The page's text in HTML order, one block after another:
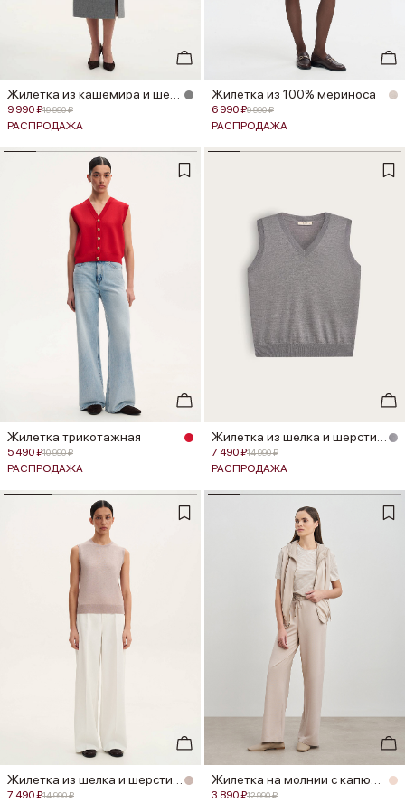
9 990 ₽19 990 ₽
РАСПРОДАЖА
Жилетка из 100% мериноса
6 990 ₽9 990 ₽
РАСПРОДАЖА
Жилетка трикотажная
5 490 ₽10 990 ₽
РАСПРОДАЖА
Жилетка из шелка и шерсти меринос...
7 490 ₽14 990 ₽
РАСПРОДАЖА
Жилетка из шелка и шерсти меринос...
7 490 ₽14 990 ₽
Жилетка на молнии с капюшоном
3 890 ₽12 990 ₽